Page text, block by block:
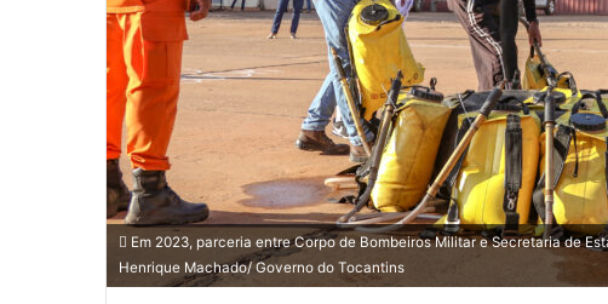
Em 2023, parceria entre Corpo de Bombeiros Militar e Secretaria de
Henrique Machado/ Governo do Tocantins